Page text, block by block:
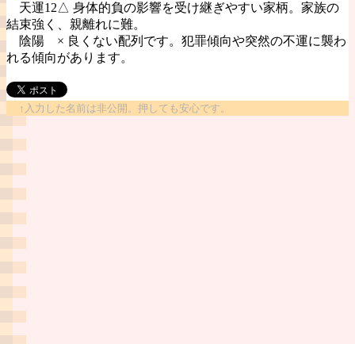
天運12△ 身体的負の影響を受け継ぎやすい家柄。家族の
結束強く、親離れに難。
陰陽 × 良くない配列です。犯罪傾向や突然の不運に襲わ
れる傾向があります。
↑入力した名前は非公開。押しても安心です。